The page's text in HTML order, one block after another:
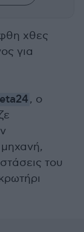
χθες
για
, ο
του